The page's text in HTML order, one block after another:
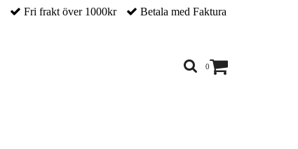
Fri frakt över 1000kr Betala med Faktura
0